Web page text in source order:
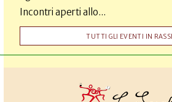
Incontri aperti allo...
TUTTI GLI EVENTI IN